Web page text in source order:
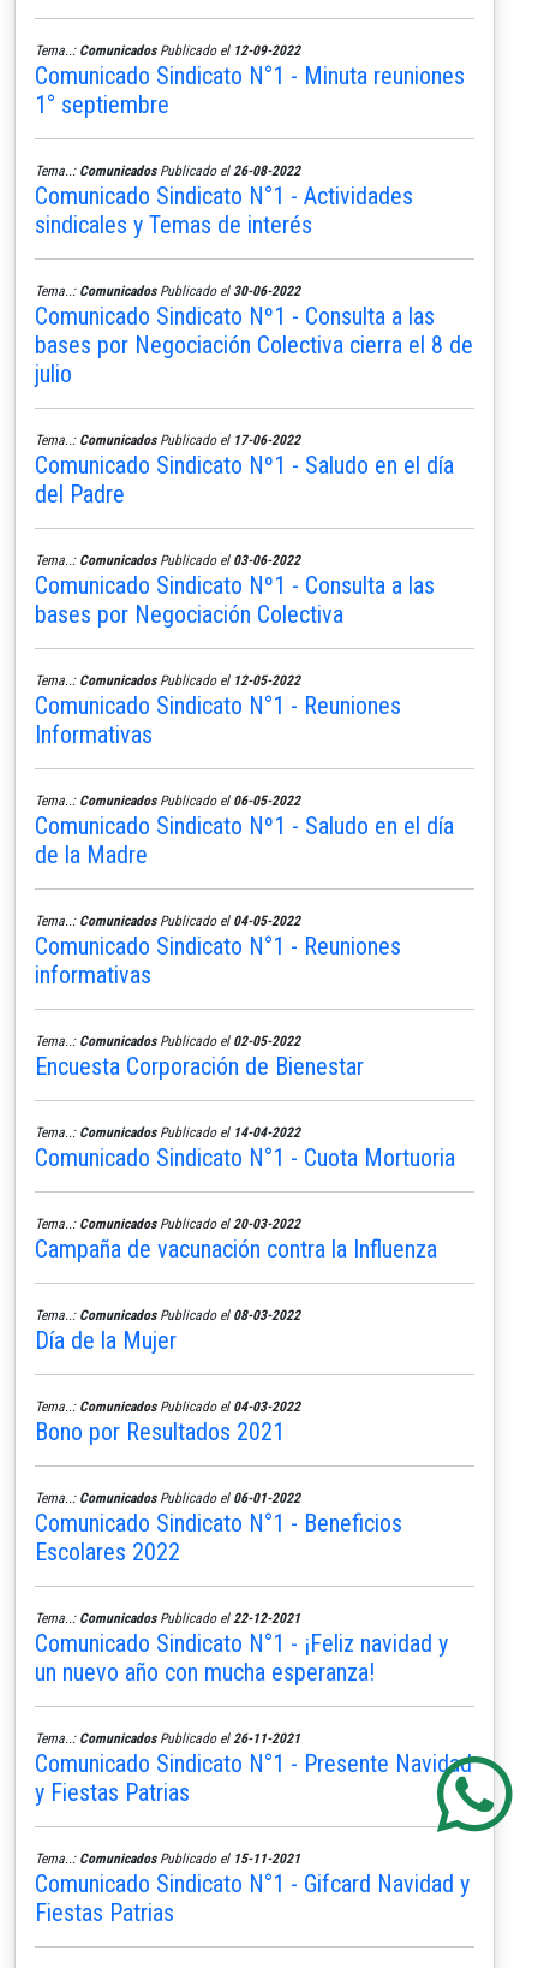
Tema..: ComunicadosPublicado el 12-09-2022
Comunicado Sindicato N°1 - Minuta reuniones
1° septiembre
Tema..: ComunicadosPublicado el 26-08-2022
Comunicado Sindicato N°1 - Actividades
sindicales y Temas de interés
Tema..: ComunicadosPublicado el 30-06-2022
Comunicado Sindicato Nº1 - Consulta a las
bases por Negociación Colectiva cierra el 8 de
julio
Tema..: ComunicadosPublicado el 17-06-2022
Comunicado Sindicato Nº1 - Saludo en el día
del Padre
Tema..: ComunicadosPublicado el 03-06-2022
Comunicado Sindicato Nº1 - Consulta a las
bases por Negociación Colectiva
Tema..: ComunicadosPublicado el 12-05-2022
Comunicado Sindicato N°1 - Reuniones
Informativas
Tema..: ComunicadosPublicado el 06-05-2022
Comunicado Sindicato Nº1 - Saludo en el día
de la Madre
Tema..: ComunicadosPublicado el 04-05-2022
Comunicado Sindicato N°1 - Reuniones
informativas
Tema..: ComunicadosPublicado el 02-05-2022
Encuesta Corporación de Bienestar
Tema..: ComunicadosPublicado el 14-04-2022
Comunicado Sindicato N°1 - Cuota Mortuoria
Tema..: ComunicadosPublicado el 20-03-2022
Campaña de vacunación contra la Influenza
Tema..: ComunicadosPublicado el 08-03-2022
Día de la Mujer
Tema..: ComunicadosPublicado el 04-03-2022
Bono por Resultados 2021
Tema..: ComunicadosPublicado el 06-01-2022
Comunicado Sindicato N°1 - Beneficios
Escolares 2022
Tema..: ComunicadosPublicado el 22-12-2021
Comunicado Sindicato N°1 - ¡Feliz navidad y
un nuevo año con mucha esperanza!
Tema..: ComunicadosPublicado el 26-11-2021
Comunicado Sindicato N°1 - Presente Navidad
y Fiestas Patrias
Tema..: ComunicadosPublicado el 15-11-2021
Comunicado Sindicato N°1 - Gifcard Navidad y
Fiestas Patrias